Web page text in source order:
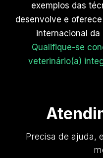
exemplos das
desenvolve e
internacional da
Qualifique-se
veterinário(a)
Precisa de ajuda,